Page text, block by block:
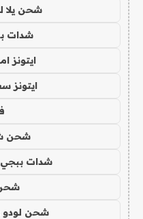
شحن يلا
شدات
ايتونز
ايتونز
شحن
شدات ببجي
شحن
شحن لودو